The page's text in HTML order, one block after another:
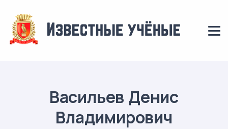
Васильев Денис
Владимирович